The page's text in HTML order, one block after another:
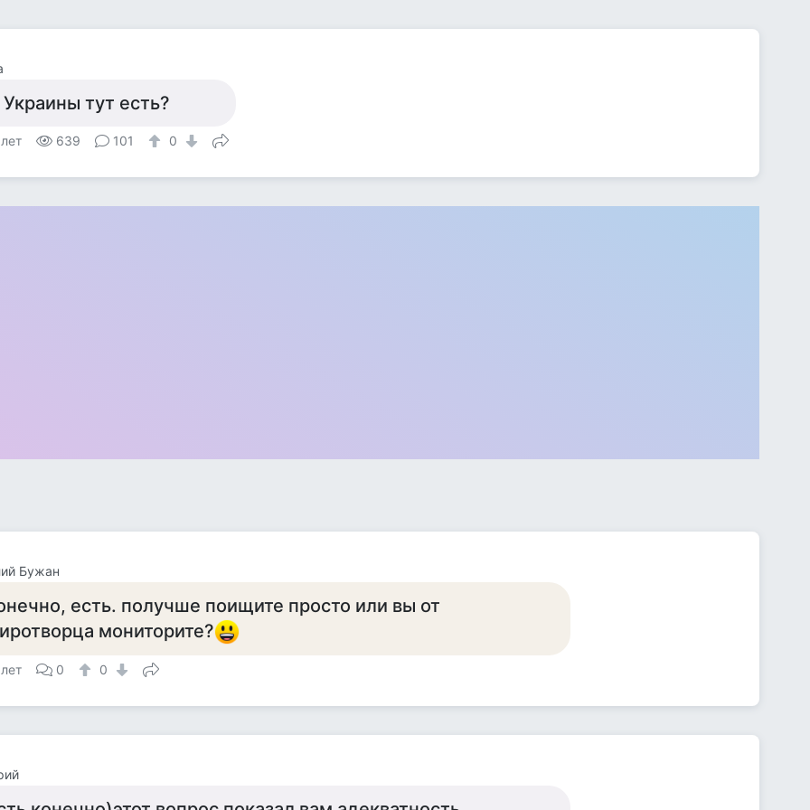
тут есть?
639 101 0
Бужан
есть. получше поищите просто или вы от
мониторите?
0 0